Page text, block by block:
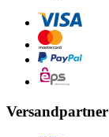
Versandpartner